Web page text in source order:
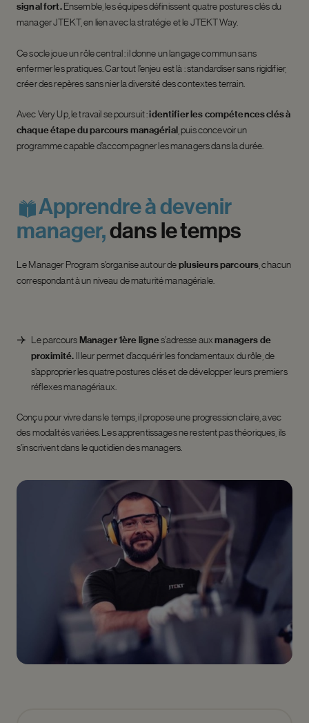
signal fort.Ensemble, les équipes définissent quatre postures clés du
manager JTEKT, en lien avec la stratégie et le JTEKT Way.
Ce socle joue un rôle central : il donne un langage commun sans
enfermer les pratiques. Car tout l’enjeu est là : standardiser sans rigidifier,
créer des repères sans nier la diversité des contextes terrain.
Avec Very Up, le travail se poursuit :identifier les compétences clés à
chaque étape du parcours managérial, puis concevoir un
programme capable d’accompagner les managers dans la durée.
Apprendreàdevenir
manager,dansletemps
Le Manager Program s’organise autour deplusieurs parcours , chacun
correspondant à un niveau de maturité managériale.
Le parcoursManager 1ère lignes’adresse auxmanagers de
proximité. Il leur permet d’acquérir les fondamentaux du rôle, de
s’approprier les quatre postures clés et de développer leurs premiers
réflexes managériaux.
Conçu pour vivre dans le temps, il propose une progression claire, avec
des modalités variées. Les apprentissages ne restent pas théoriques, ils
s’inscrivent dans le quotidien des managers.